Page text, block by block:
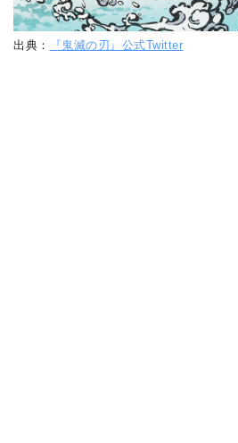
出典： 『鬼滅の刃』公式Twitter